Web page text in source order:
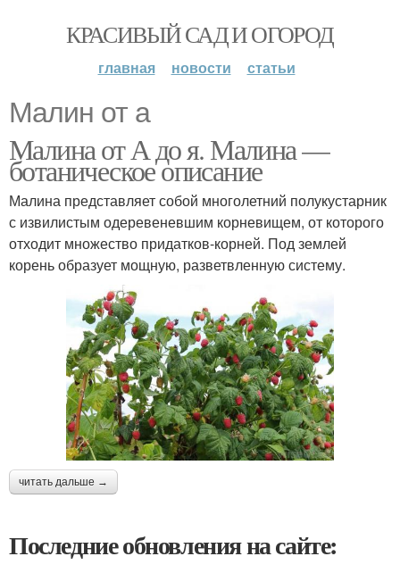
КРАСИВЫЙ САД И ОГОРОД
главная новости статьи
Малин от а
Малина от А до я. Малина —
ботаническое описание
Малина представляет собой многолетний полукустарник
с извилистым одеревеневшим корневищем, от которого
отходит множество придатков-корней. Под землей
корень образует мощную, разветвленную систему.
читать дальше →
Последние обновления на сайте: